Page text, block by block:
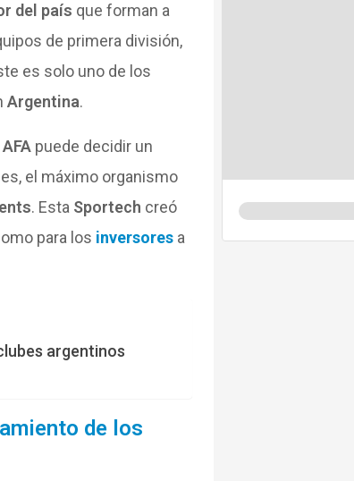
del país que forman a
de primera división,
es solo uno de los
Argentina.
AFApuede decidir un
el máximo organismo
. Esta Sportech creó
para los inversoresa
argentinos
de los